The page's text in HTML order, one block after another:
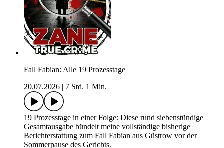
Fall Fabian: Alle 19 Prozesstage
20.07.2026
7 Std. 1 Min.
19 Prozesstage in einer Folge: Diese rund siebenstündige
Gesamtausgabe bündelt meine vollständige bisherige
Berichterstattung zum Fall Fabian aus Güstrow vor der
Sommerpause des Gerichts.